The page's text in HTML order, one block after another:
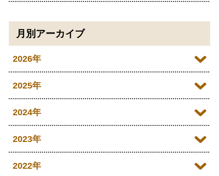
月別アーカイブ
2026年
2026年07月
2026年05月
2026年03月
2025年
2025年12月
2025年10月
2024年
2024年12月
2023年
2023年12月
2022年